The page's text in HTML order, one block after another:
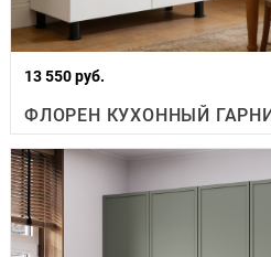
13 550 руб.
ФЛОРЕН КУХОННЫЙ